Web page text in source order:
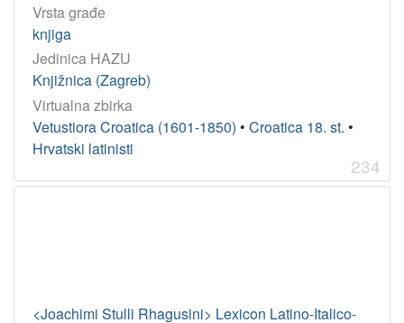
Vrsta građe
knjiga
Jedinica HAZU
Knjižnica (Zagreb)
Virtualna zbirka
Vetustiora Croatica (1601-1850) • Croatica 18. st. •
Hrvatski latinisti
234
<Joachimi Stulli Rhagusini> Lexicon Latino-Italico-